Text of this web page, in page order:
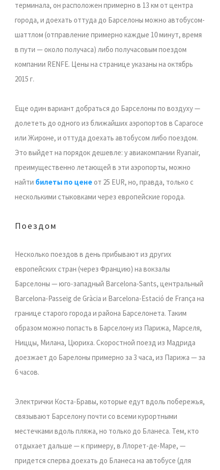
терминала, он расположен примерно в 13 км от центра
города, и доехать оттуда до Барселоны можно автобусом-
шаттлом (отправление примерно каждые 10 минут, время
в пути — около получаса) либо получасовым поездом
компании RENFE. Цены на странице указаны на октябрь
2015 г.
Еще один вариант добраться до Барселоны по воздуху —
долететь до одного из ближайших аэропортов в Сарагосе
или Жироне, и оттуда доехать автобусом либо поездом.
Это выйдет на порядок дешевле: у авиакомпании Ryanair,
преимущественно летающей в эти аэропорты, можно
найти билеты по ценеот 25 EUR, но, правда, только с
несколькими стыковками через европейские города.
Поездом
Несколько поездов в день прибывают из других
европейских стран (через Францию) на вокзалы
Барселоны — юго-западный Barcelona-Sants, центральный
Barcelona-Passeig de Gràcia и Barcelona-Estació de França на
границе старого города и района Барселонета. Таким
образом можно попасть в Барселону из Парижа, Марселя,
Ниццы, Милана, Цюриха. Скоростной поезд из Мадрида
доезжает до Барелоны примерно за 3 часа, из Парижа — за
6 часов.
Электрички Коста-Бравы, которые едут вдоль побережья,
связывают Барселону почти со всеми курортными
местечками вдоль пляжа, но только до Бланеса. Тем, кто
отдыхает дальше — к примеру, в Ллорет-де-Маре, —
придется сперва доехать до Бланеса на автобусе (для